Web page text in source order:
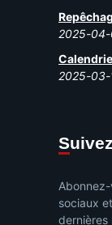
2025-
2025-03-
sociaux
dernières